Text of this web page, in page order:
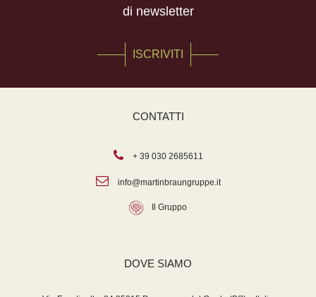
di newsletter
ISCRIVITI
CONTATTI
+ 39 030 2685611
info@martinbraungruppe.it
Il Gruppo
DOVE SIAMO